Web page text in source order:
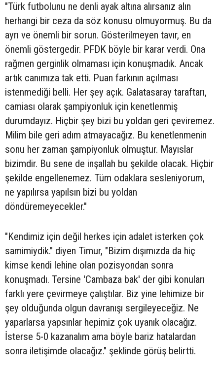
"Türk futbolunu ne denli ayak altına alırsanız alın
herhangi bir ceza da söz konusu olmuyormuş. Bu da
ayrı ve önemli bir sorun. Gösterilmeyen tavır, en
önemli göstergedir. PFDK böyle bir karar verdi. Ona
rağmen gerginlik olmaması için konuşmadık. Ancak
artık canımıza tak etti. Puan farkının açılması
istenmediği belli. Her şey açık. Galatasaray taraftarı,
camiası olarak şampiyonluk için kenetlenmiş
durumdayız. Hiçbir şey bizi bu yoldan geri çeviremez.
Milim bile geri adım atmayacağız. Bu kenetlenmenin
sonu her zaman şampiyonluk olmuştur. Mayıslar
bizimdir. Bu sene de inşallah bu şekilde olacak. Hiçbir
şekilde engellenemez. Tüm odaklara sesleniyorum,
ne yapılırsa yapılsın bizi bu yoldan
döndüremeyecekler."
"Kendimiz için değil herkes için adalet isterken çok
samimiydik." diyen Timur, "Bizim dışımızda da hiç
kimse kendi lehine olan pozisyondan sonra
konuşmadı. Tersine 'Cambaza bak' der gibi konuları
farklı yere çevirmeye çalıştılar. Biz yine lehimize bir
şey olduğunda olgun davranışı sergileyeceğiz. Ne
yaparlarsa yapsınlar hepimiz çok uyanık olacağız.
İsterse 5-0 kazanalım ama böyle bariz hatalardan
sonra iletişimde olacağız." şeklinde görüş belirtti.